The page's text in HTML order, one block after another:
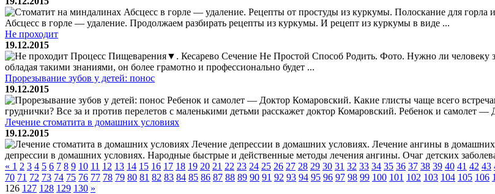
Абсцесс в горле — удаление. Рецепты от простуды из куркумы. Полоскание для
Абсцесс в горле — удаление. Продолжаем разбирать рецепты из куркумы. И рецепт из куркумы в виде ...
Не проходит
19.12.2015
Процесс Пищеварения▼. Кесарево Сечение Не Простой Способ Родить. Фото. Нужно ли человеку
обладая такими знаниями, он более грамотно и профессионально будет ...
Прорезывание зубов у детей: понос
19.12.2015
Ребенок и самолет — Доктор Комаровский. Какие глисты чаще всего
груднички? Все за и против перелетов с маленькими детьми расскажет доктор Комаровский. Ребенок и самолет —
Лечение стоматита в домашних условиях
19.12.2015
Лечение депрессии в домашних условиях. Лечение ангины в
депрессии в домашних условиях. Народные быстрые и действенные методы лечения ангины. Очаг детских
« 1 2 3 4 5 6 7 8 9 10 11 12 13 14 15 16 17 18 19 20 21 22 23 24 25 26 27 28 29 30 31 32 33 34 35 36 37 38 39 40 41 42 43
70 71 72 73 74 75 76 77 78 79 80 81 82 83 84 85 86 87 88 89 90 91 92 93 94 95 96 97 98 99 100 101 102 103 104 105 106
126 127 128 129 130 »